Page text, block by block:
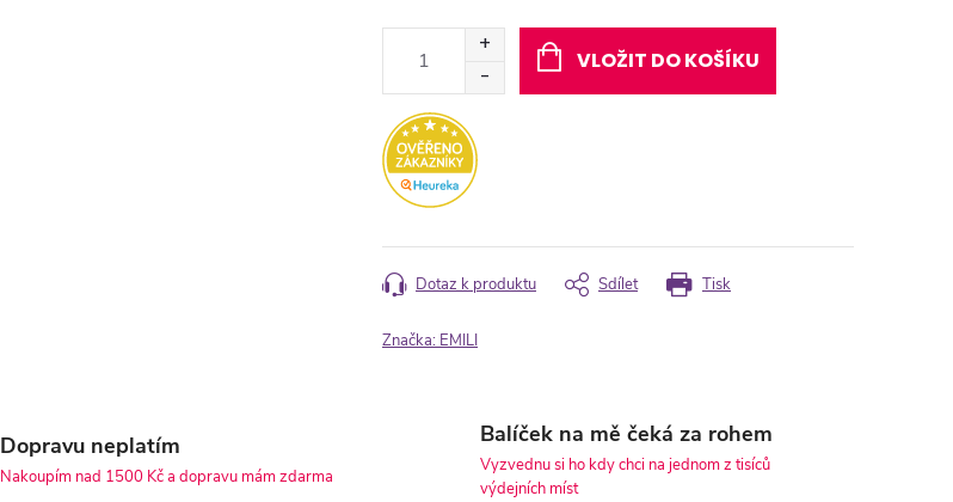
VLOŽIT DO KOŠÍKU
Tisk
Dotaz k produktu Sdílet
Značka: EMILI
Dopravu neplatím
Nakoupím nad 1500 Kč a dopravu mám zdarma
Balíček na mě čeká za rohem
Vyzvednu si ho kdy chci na jednom z tisíců
výdejních míst